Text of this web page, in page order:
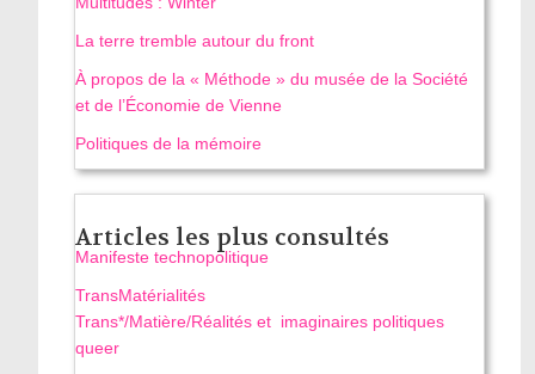
La terre tremble autour du front
À propos de la « Méthode » du musée de la Société
et de l’Économie de Vienne
Politiques de la mémoire
Articles les plus consultés
Manifeste technopolitique
TransMatérialités
Trans*/Matière/Réalités et imaginaires politiques
queer